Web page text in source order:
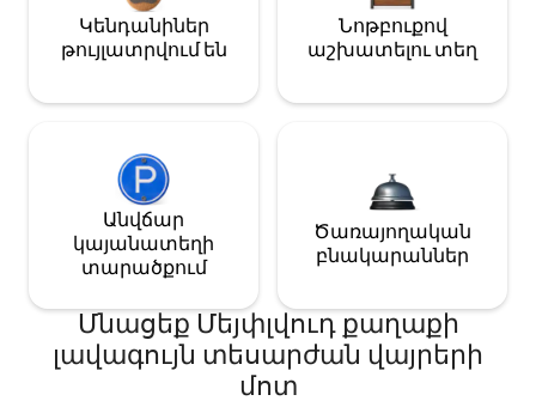
Կենդանիներ
թույլատրվում են
Նոթբուքով
աշխատելու տեղ
Անվճար
կայանատեղի
տարածքում
Ծառայողական
բնակարաններ
Մնացեք Մեյփլվուդ քաղաքի
լավագույն տեսարժան վայրերի
մոտ